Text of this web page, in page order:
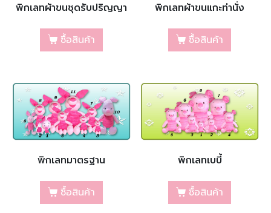
พิกเลทผ้าขนชุดรับปริญญา
ซื้อสินค้า
พิกเลทผ้าขนแกะท่านั่ง
ซื้อสินค้า
พิกเลทมาตรฐาน
ซื้อสินค้า
พิกเลทเบบี้
ซื้อสินค้า